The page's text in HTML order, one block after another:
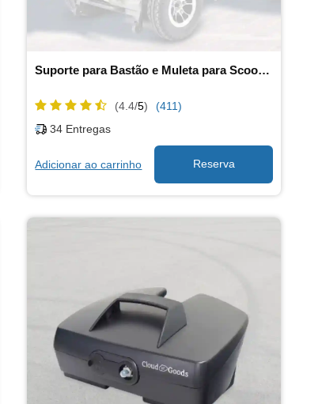
Suporte para Bastão e Muleta para Scooter de Mobilidade
(4.4/5)
(411)
34 Entregas
Adicionar ao carrinho